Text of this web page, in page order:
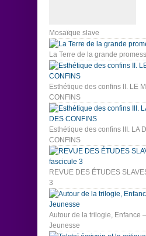
Mosaïque slave
La Terre de la grande
Esthétique des confins II. LE
CONFINS
Esthétique des confins III. LA
CONFINS
REVUE DES ÉTUDES
3
Autour de la trilogie, Enfance
Jeunesse